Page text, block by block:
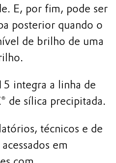
E, por fim, pode ser
posterior quando o
de brilho de uma
integra a linha de
de sílica precipitada.
técnicos e de
em